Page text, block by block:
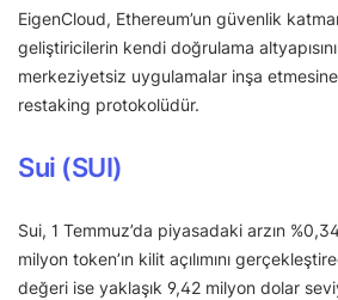
EigenCloud, Ethereum’un güvenlik
geliştiricilerin kendi doğrulama
merkeziyetsiz uygulamalar inşa
restaking protokolüdür.
Sui (SUI)
Sui, 1 Temmuz’da piyasadaki arzın
milyon token’ın kilit açılımını
değeri ise yaklaşık 9,42 milyon dolar